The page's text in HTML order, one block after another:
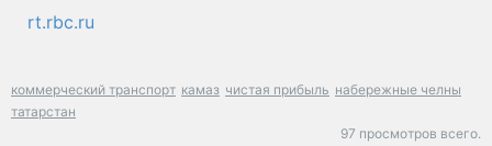
rt.rbc.ru
коммерческий транспорт камаз чистая прибыль набережные челны
татарстан
97 просмотров всего.